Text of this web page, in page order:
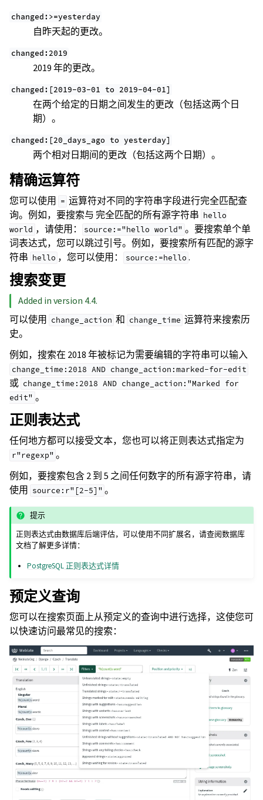
changed:>=yesterday
自昨天起的更改。
changed:2019
2019 年的更改。
changed:[2019-03-01 to 2019-04-01]
在两个给定的日期之间发生的更改（包括这两个日
期）。
changed:[20_days_ago to yesterday]
两个相对日期间的更改（包括这两个日期）。
精确运算符
您可以使用 = 运算符对不同的字符串字段进行完全匹配查
询。例如，要搜索与 完全匹配的所有源字符串 hello
world ，请使用： source:="hello world" 。要搜索单个单
词表达式，您可以跳过引号。例如，要搜索所有匹配的源字
符串 hello ，您可以使用： source:=hello .
搜索变更
Added in version 4.4.
可以使用
change_action 和 change_time 运算符来搜索历
史。
例如，搜索在 2018 年被标记为需要编辑的字符串可以输入
change_time:2018 AND change_action:marked-for-edit
或 change_time:2018 AND change_action:"Marked for
edit" 。
正则表达式
任何地方都可以接受文本，您也可以将正则表达式指定为
r"regexp" 。
例如，要搜索包含 2 到 5 之间任何数字的所有源字符串，请
使用
source:r"[2-5]" 。
提示
正则表达式由数据库后端评估，可以使用不同扩展名，请查阅数据库
文档了解更多详情：
PostgreSQL 正则表达式详情
预定义查询
您可以在搜索页面上从预定义的查询中进行选择，这使您可
以快速访问最常见的搜索：